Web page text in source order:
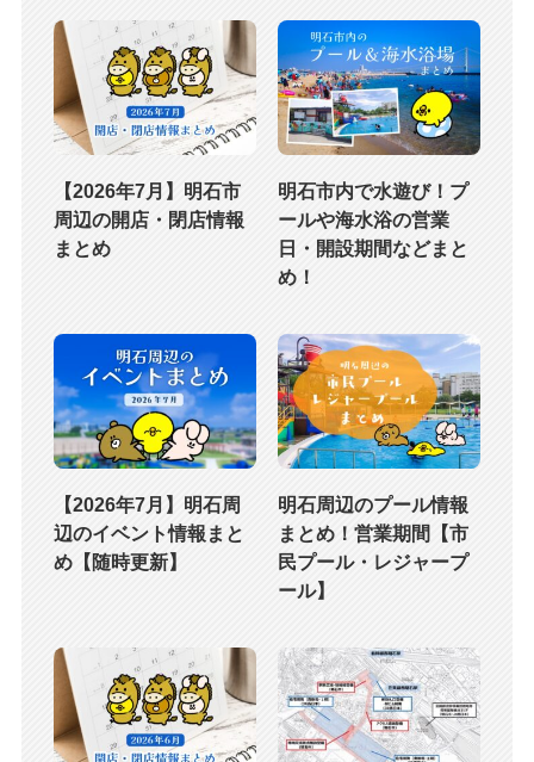
【2026年7月】明石市
周辺の開店・閉店情報
まとめ
明石市内で水遊び！プ
ールや海水浴の営業
日・開設期間などまと
め！
【2026年7月】明石周
辺のイベント情報まと
め【随時更新】
明石周辺のプール情報
まとめ！営業期間【市
民プール・レジャープ
ール】